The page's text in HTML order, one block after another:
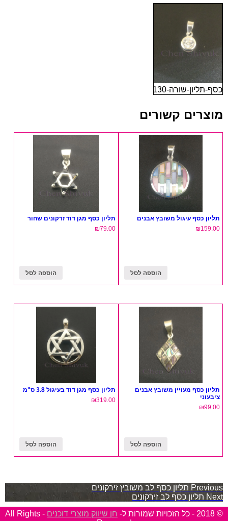
כסף-תליון-שורה-130
מוצרים קשורים
תליון כסף עיגול משובץ אבנים
₪159.00
הוספה לסל
תליון כסף מגן דוד זרקונים שחור
₪79.00
הוספה לסל
תליון כסף מעויין משובץ אבנים
ציבעוני
₪99.00
הוספה לסל
תליון כסף מגן דוד בעיגול 3.8 ס"מ
₪319.00
הוספה לסל
ניווט
Previous תליון כסף לב משובץ זירקונים
Next תליון כסף לב זירקונים
© 2018 - כל הזכויות שמורות ל-
חן שיווק מוצרי דוכנים
- All Rights